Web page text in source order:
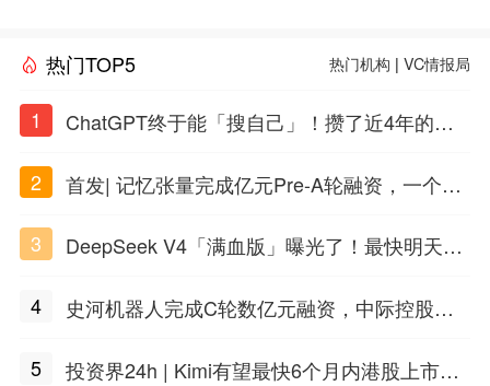
热门TOP5 热门机构 |VC情报局
1
ChatGPT终于能「搜自己」！攒了近4年的对
2
首发| 记忆张量完成亿元Pre-A轮融资，一个上
3
DeepSeek V4「满血版」曝光了！最快明天发
4
史河机器人完成C轮数亿元融资，中际控股领
5
投资界24h | Kimi有望最快6个月内港股上市；